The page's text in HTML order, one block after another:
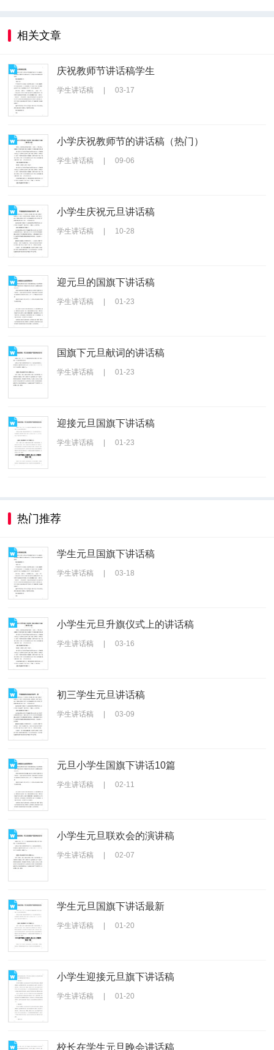
相关文章
庆祝教师节讲话稿学生
学生讲话稿 | 03-17
小学庆祝教师节的讲话稿（热门）
学生讲话稿 | 09-06
小学生庆祝元旦讲话稿
学生讲话稿 | 10-28
迎元旦的国旗下讲话稿
学生讲话稿 | 01-23
国旗下元旦献词的讲话稿
学生讲话稿 | 01-23
迎接元旦国旗下讲话稿
学生讲话稿 | 01-23
热门推荐
学生元旦国旗下讲话稿
学生讲话稿 03-18
小学生元旦升旗仪式上的讲话稿
学生讲话稿 03-16
初三学生元旦讲话稿
学生讲话稿 03-09
元旦小学生国旗下讲话10篇
学生讲话稿 02-11
小学生元旦联欢会的演讲稿
学生讲话稿 02-07
学生元旦国旗下讲话最新
学生讲话稿 01-20
小学生迎接元旦旗下讲话稿
学生讲话稿 01-20
校长在学生元旦晚会讲话稿